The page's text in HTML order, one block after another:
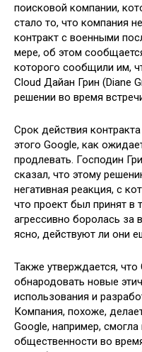
поисковой компании,
стало то, что компания
контракт с военными
мере, об этом
которого сообщили им,
Cloud Дайан Грин (Diane
решении во время
Срок действия
этого Google, как
продлевать. Господин
сказал, что этому
негативная реакция, с
что проект был принят в
агрессивно боролась за
ясно, действуют ли они
Также утверждается,
обнародовать новые
использования и
Компания, похоже,
Google, например,
общественности во